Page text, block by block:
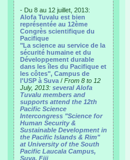
- Du 8 au 12 juillet, 2013:
Alofa Tuvalu est bien
représentée au 12ème
Congrès scientifique du
Pacifique
"La science au service de la
sécurité humaine et du
Développement durable
dans les îles du Pacifique et
les côtes", Campus de
l'USP à Suva / From 8 to 12
July, 2013: several Alofa
Tuvalu members and
supports attend the 12th
Pacific Science
Intercongress "Science for
Human Security &
Sustainable Development in
the Pacific Islands & Rim"
at University of the South
Pacific Laucala Campus,
Suva, Fiji